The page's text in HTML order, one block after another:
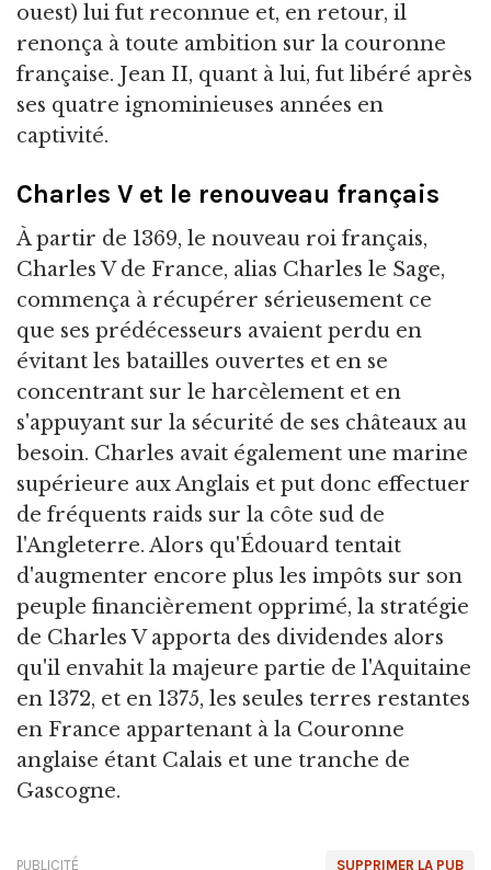
ouest) lui fut reconnue et, en retour, il
renonça à toute ambition sur la couronne
française. Jean II, quant à lui, fut libéré après
ses quatre ignominieuses années en
captivité.
Charles V et le renouveau français
À partir de 1369, le nouveau roi français,
Charles V de France, alias Charles le Sage,
commença à récupérer sérieusement ce
que ses prédécesseurs avaient perdu en
évitant les batailles ouvertes et en se
concentrant sur le harcèlement et en
s'appuyant sur la sécurité de ses châteaux au
besoin. Charles avait également une marine
supérieure aux Anglais et put donc effectuer
de fréquents raids sur la côte sud de
l'Angleterre. Alors qu'Édouard tentait
d'augmenter encore plus les impôts sur son
peuple financièrement opprimé, la stratégie
de Charles V apporta des dividendes alors
qu'il envahit la majeure partie de l'Aquitaine
en 1372, et en 1375, les seules terres restantes
en France appartenant à la Couronne
anglaise étant Calais et une tranche de
Gascogne.
SUPPRIMER LA PUB
PUBLICITÉ